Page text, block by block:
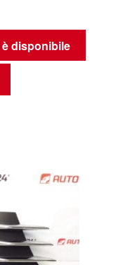
disponibile